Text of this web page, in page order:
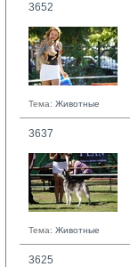
3652
Тема: Животные
3637
Тема: Животные
3625